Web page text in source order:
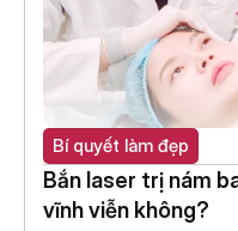
Bí quyết làm đẹp
Bắn laser trị nám
vĩnh viễn không?